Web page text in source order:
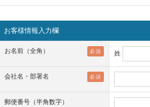
お客様情報入力欄
お名前（全角） 必須 姓
会社名・部署名 必須
郵便番号（半角数字）